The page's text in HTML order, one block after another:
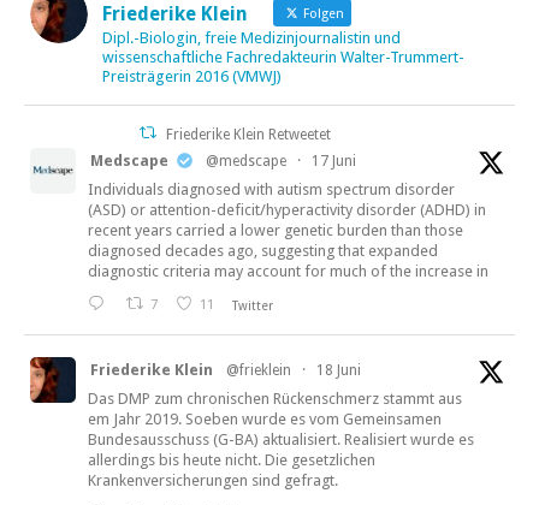
Friederike Klein Folgen
Dipl.-Biologin, freie Medizinjournalistin und
wissenschaftliche Fachredakteurin Walter-Trummert-
Preisträgerin 2016 (VMWJ)
Friederike Klein Retweetet
Medscape @medscape · 17 Juni
Individuals diagnosed with autism spectrum disorder
(ASD) or attention-deficit/hyperactivity disorder (ADHD) in
recent years carried a lower genetic burden than those
diagnosed decades ago, suggesting that expanded
diagnostic criteria may account for much of the increase in
7 11 Twitter
Friederike Klein @frieklein · 18 Juni
Das DMP zum chronischen Rückenschmerz stammt aus
em Jahr 2019. Soeben wurde es vom Gemeinsamen
Bundesausschuss (G-BA) aktualisiert. Realisiert wurde es
allerdings bis heute nicht. Die gesetzlichen
Krankenversicherungen sind gefragt.